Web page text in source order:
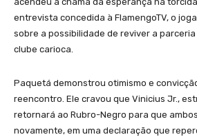
entrevista concedida à FlamengoTV, o
sobre a possibilidade de reviver a parceria
clube carioca.
Paquetá demonstrou otimismo e
reencontro. Ele cravou que Vinicius Jr.,
retornará ao Rubro-Negro para que
novamente, em uma declaração que